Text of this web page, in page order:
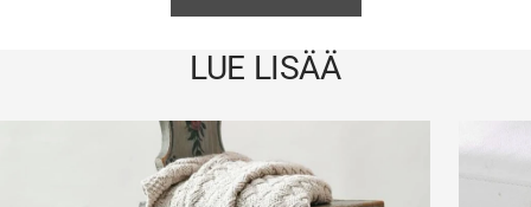
LUE LISÄÄ